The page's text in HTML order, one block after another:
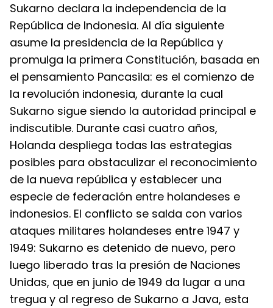
Sukarno declara la independencia de la
República de Indonesia. Al día siguiente
asume la presidencia de la República y
promulga la primera Constitución, basada en
el pensamiento Pancasila: es el comienzo de
la revolución indonesia, durante la cual
Sukarno sigue siendo la autoridad principal e
indiscutible. Durante casi cuatro años,
Holanda despliega todas las estrategias
posibles para obstaculizar el reconocimiento
de la nueva república y establecer una
especie de federación entre holandeses e
indonesios. El conflicto se salda con varios
ataques militares holandeses entre 1947 y
1949: Sukarno es detenido de nuevo, pero
luego liberado tras la presión de Naciones
Unidas, que en junio de 1949 da lugar a una
tregua y al regreso de Sukarno a Java, esta